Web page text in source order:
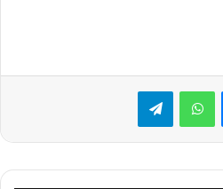
ماسنجر واتساب تيلقرام